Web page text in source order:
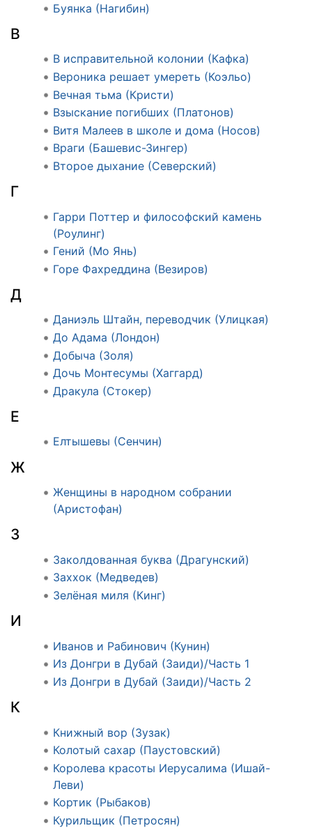
Буянка (Нагибин)
В
В исправительной колонии (Кафка)
Вероника решает умереть (Коэльо)
Вечная тьма (Кристи)
Взыскание погибших (Платонов)
Витя Малеев в школе и дома (Носов)
Враги (Башевис-Зингер)
Второе дыхание (Северский)
Г
Гарри Поттер и философский камень
(Роулинг)
Гений (Мо Янь)
Горе Фахреддина (Везиров)
Д
Даниэль Штайн, переводчик (Улицкая)
До Адама (Лондон)
Добыча (Золя)
Дочь Монтесумы (Хаггард)
Дракула (Стокер)
Е
Елтышевы (Сенчин)
Ж
Женщины в народном собрании
(Аристофан)
З
Заколдованная буква (Драгунский)
Заххок (Медведев)
Зелёная миля (Кинг)
И
Иванов и Рабинович (Кунин)
Из Донгри в Дубай (Заиди)/Часть 1
Из Донгри в Дубай (Заиди)/Часть 2
К
Книжный вор (Зузак)
Колотый сахар (Паустовский)
Королева красоты Иерусалима (Ишай-
Леви)
Кортик (Рыбаков)
Курильщик (Петросян)